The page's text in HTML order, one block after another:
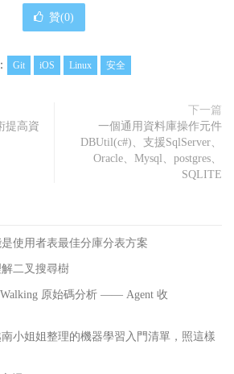
贊(0)
Git iOS Linux 安全
提高資
下一篇
一個通用資料庫操作元件
DBUtil(c#)、支援SqlServer、
Oracle、Mysql、postgres、
SQLITE
使用者表最佳分庫分表方案
二叉搜尋樹
原始碼分析 —— Agent 收
小姐姐整理的機器學習入門清單，照這樣